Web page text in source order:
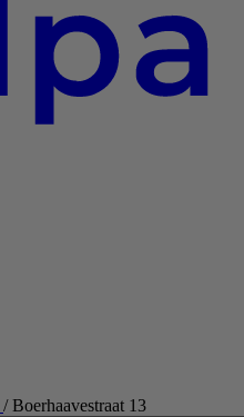
/ Boerhaavestraat 13